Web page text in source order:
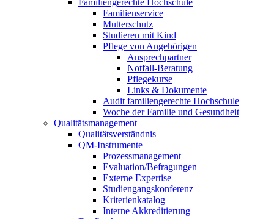
Familienservice
Mutterschutz
Studieren mit Kind
Pflege von Angehörigen
Ansprechpartner
Notfall-Beratung
Pflegekurse
Links & Dokumente
Audit familiengerechte Hochschule
Woche der Familie und Gesundheit
Qualitätsmanagement
Qualitätsverständnis
QM-Instrumente
Prozessmanagement
Evaluation/Befragungen
Externe Expertise
Studiengangskonferenz
Kriterienkatalog
Interne Akkreditierung